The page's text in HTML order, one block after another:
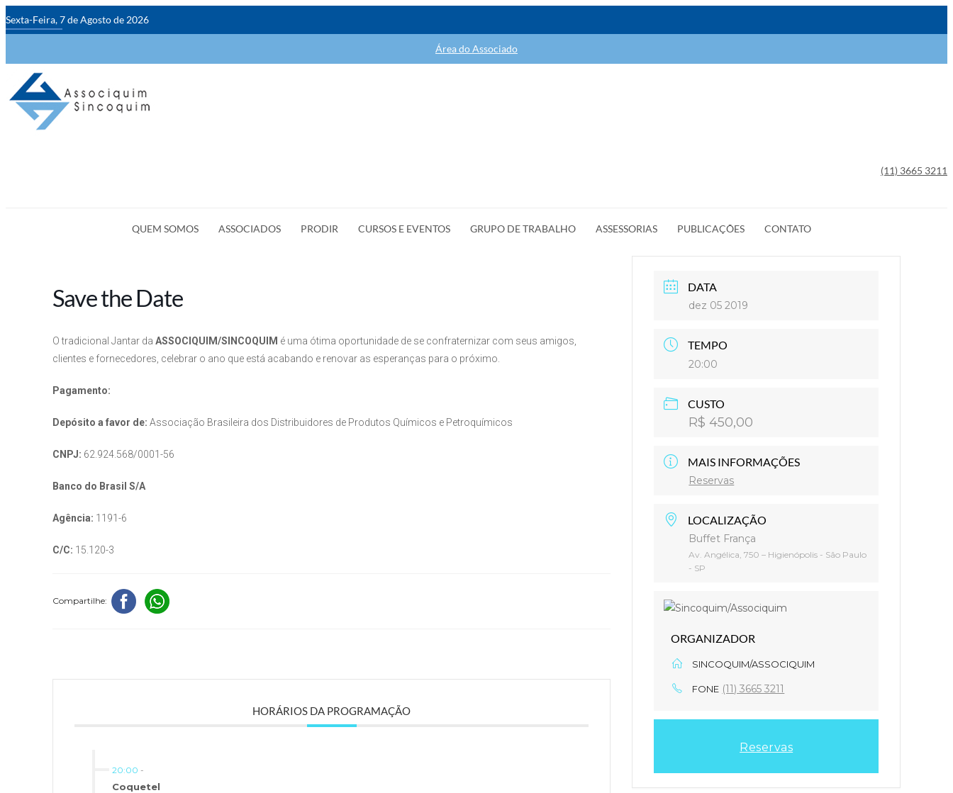
Sexta-Feira, 7 de Agosto de 2026
Área do Associado
(11) 3665 3211
QUEM SOMOS ASSOCIADOS PRODIR CURSOS E EVENTOS GRUPO DE TRABALHO ASSESSORIAS PUBLICAÇÕES CONTATO
Save the Date
O tradicional Jantar da ASSOCIQUIM/SINCOQUIM é uma ótima oportunidade de se confraternizar com seus amigos,
clientes e fornecedores, celebrar o ano que está acabando e renovar as esperanças para o próximo.
Pagamento:
Depósito a favor de: Associação Brasileira dos Distribuidores de Produtos Químicos e Petroquímicos
CNPJ: 62.924.568/0001-56
Banco do Brasil S/A
Agência: 1191-6
C/C: 15.120-3
Compartilhe:
HORÁRIOS DA PROGRAMAÇÃO
20:00 -
Coquetel
DATA
dez 05 2019
TEMPO
20:00
CUSTO
R$ 450,00
MAIS INFORMAÇÕES
Reservas
LOCALIZAÇÃO
Buffet França
Av. Angélica, 750 – Higienópolis - São Paulo
- SP
ORGANIZADOR
SINCOQUIM/ASSOCIQUIM
FONE (11) 3665 3211
Reservas